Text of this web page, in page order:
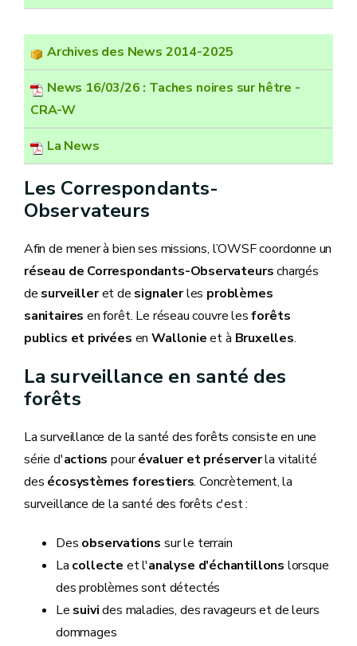
Archives des News 2014-2025
News 16/03/26 : Taches noires sur hêtre -
CRA-W
La News
Les Correspondants-
Observateurs
Afin de mener à bien ses missions, l’OWSF coordonne un
réseau de Correspondants-Observateurschargés
de surveilleret de signalerles problèmes
sanitaires en forêt. Le réseau couvre lesforêts
publics et privées enWallonieet à Bruxelles.
La surveillance en santé des
forêts
La surveillance de la santé des forêts consiste en une
série d'actionspourévaluer et préserverla vitalité
des écosystèmes forestiers. Concrètement, la
surveillance de la santé des forêts c'est :
Des observations sur le terrain
La collecte et l'analyse d'échantillons lorsque
des problèmes sont détectés
Le suivides maladies, des ravageurs et de leurs
dommages